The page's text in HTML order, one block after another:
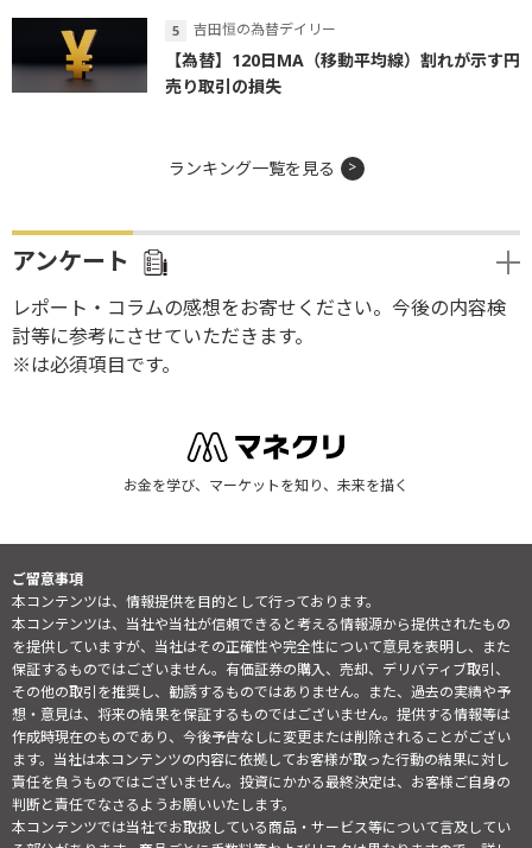
吉田恒の為替デイリー
【為替】120日MA（移動平均線）割れが示す円
売り取引の損失
ランキング一覧を見る
アンケート
レポート・コラムの感想をお寄せください。今後の内容検
討等に参考にさせていただきます。
※は必須項目です。
お金を学び、マーケットを知り、未来を描く
ご留意事項
本コンテンツは、情報提供を目的として行っております。
本コンテンツは、当社や当社が信頼できると考える情報源から提供されたもの
を提供していますが、当社はその正確性や完全性について意見を表明し、また
保証するものではございません。有価証券の購入、売却、デリバティブ取引、
その他の取引を推奨し、勧誘するものではありません。また、過去の実績や予
想・意見は、将来の結果を保証するものではございません。提供する情報等は
作成時現在のものであり、今後予告なしに変更または削除されることがござい
ます。当社は本コンテンツの内容に依拠してお客様が取った行動の結果に対し
責任を負うものではございません。投資にかかる最終決定は、お客様ご自身の
判断と責任でなさるようお願いいたします。
本コンテンツでは当社でお取扱している商品・サービス等について言及してい